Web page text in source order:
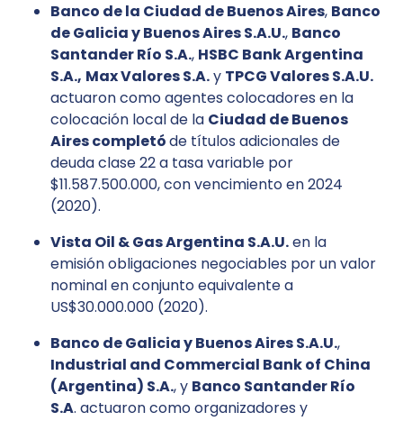
Banco de la Ciudad de Buenos Aires, Banco
de Galicia y Buenos Aires S.A.U., Banco
Santander Río S.A., HSBC Bank Argentina
S.A., Max Valores S.A.y TPCG Valores S.A.U.
actuaron como agentes colocadores en la
colocación local de la Ciudad de Buenos
Aires completóde títulos adicionales de
deuda clase 22 a tasa variable por
$11.587.500.000, con vencimiento en 2024
(2020).
Vista Oil & Gas Argentina S.A.U.en la
emisión obligaciones negociables por un valor
nominal en conjunto equivalente a
US$30.000.000 (2020).
Banco de Galicia y Buenos Aires S.A.U.,
Industrial and Commercial Bank of China
(Argentina) S.A., y Banco Santander Río
S.A. actuaron como organizadores y